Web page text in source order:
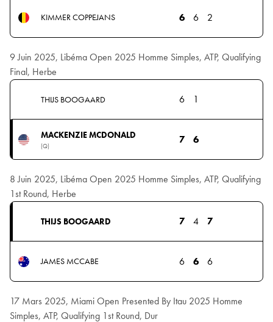
KIMMER COPPEJANS 6 6 2
9 Juin 2025, Libéma Open 2025 Homme Simples, ATP, Qualifying
Final, Herbe
THIJS BOOGAARD 6 1
MACKENZIE MCDONALD
(Q)
7 6
8 Juin 2025, Libéma Open 2025 Homme Simples, ATP, Qualifying
1st Round, Herbe
THIJS BOOGAARD 7 4 7
JAMES MCCABE 6 6 6
17 Mars 2025, Miami Open Presented By Itau 2025 Homme
Simples, ATP, Qualifying 1st Round, Dur